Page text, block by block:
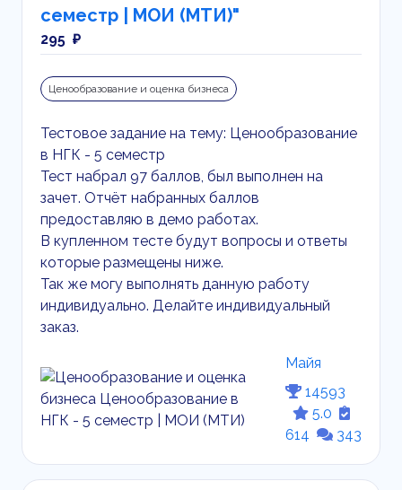
семестр | МОИ (МТИ)"
295 ₽
Ценообразование и оценка бизнеса
Тестовое задание на тему: Ценообразование
в НГК - 5 семестр
Тест набрал 97 баллов, был выполнен на
зачет. Отчёт набранных баллов
предоставляю в демо работах.
В купленном тесте будут вопросы и ответы
которые размещены ниже.
Так же могу выполнять данную работу
индивидуально. Делайте индивидуальный
заказ.
Майя
14593
5.0
614
343